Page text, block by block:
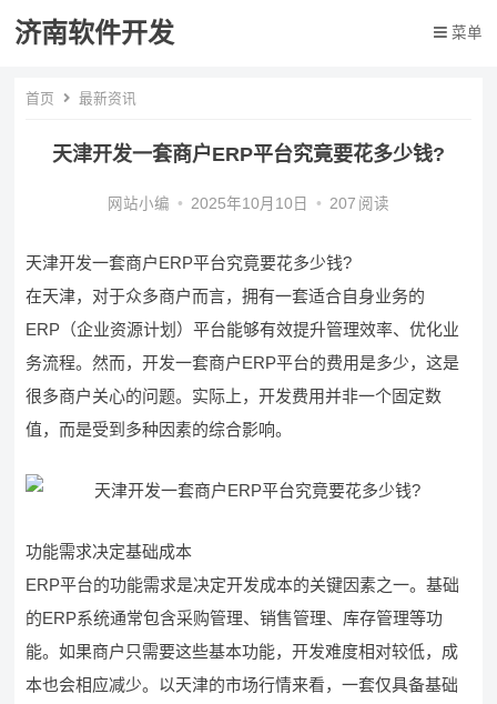
济南软件开发 菜单
首页 最新资讯
天津开发一套商户ERP平台究竟要花多少钱?
网站小编 • 2025年10月10日 • 207 阅读
天津开发一套商户ERP平台究竟要花多少钱?
在天津，对于众多商户而言，拥有一套适合自身业务的
ERP（企业资源计划）平台能够有效提升管理效率、优化业
务流程。然而，开发一套商户ERP平台的费用是多少，这是
很多商户关心的问题。实际上，开发费用并非一个固定数
值，而是受到多种因素的综合影响。
功能需求决定基础成本
ERP平台的功能需求是决定开发成本的关键因素之一。基础
的ERP系统通常包含采购管理、销售管理、库存管理等功
能。如果商户只需要这些基本功能，开发难度相对较低，成
本也会相应减少。以天津的市场行情来看，一套仅具备基础